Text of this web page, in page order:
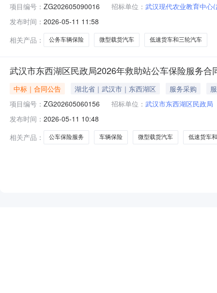
项目编号： ZG202605090016 招标单位： 武汉现代农业教育中心
发布时间： 2026-05-11 11:58
相关产品：
公务车辆保险 微型载货汽车 低速货车和三轮汽车
武汉市东西湖区民政局2026年救助站公车保险服务合
中标｜合同公告 湖北省｜武汉市｜东西湖区 服务采购
项目编号： ZG202605060156 招标单位： 武汉市东西湖区民政局
发布时间： 2026-05-11 10:48
相关产品：
公车保险服务 车辆保险 微型载货汽车 低速货车